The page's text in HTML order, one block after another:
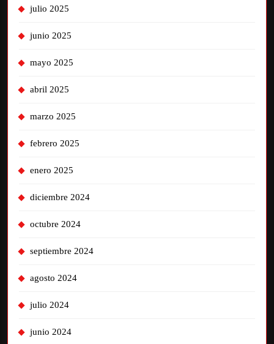
julio 2025
junio 2025
mayo 2025
abril 2025
marzo 2025
febrero 2025
enero 2025
diciembre 2024
octubre 2024
septiembre 2024
agosto 2024
julio 2024
junio 2024